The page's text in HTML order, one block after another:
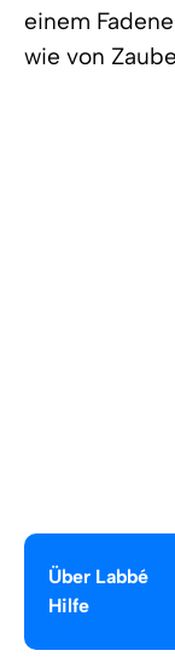
einem
wie von
Über Labbé
Hilfe